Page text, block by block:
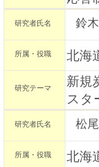
研究者氏名 鈴
所属・役職 北海
研究テーマ
新規
スタ
研究者氏名 松
所属・役職 北海